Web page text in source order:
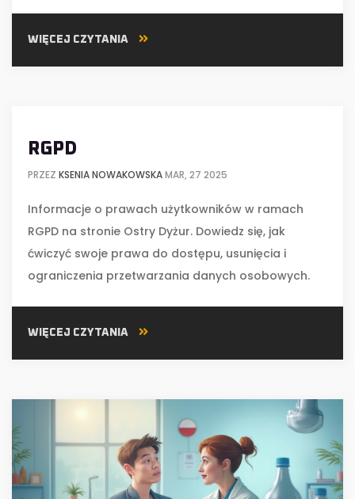
WIĘCEJ CZYTANIA
RGPD
PRZEZ KSENIA NOWAKOWSKAMAR, 27 2025
Informacje o prawach użytkowników w ramach
RGPD na stronie Ostry Dyżur. Dowiedz się, jak
ćwiczyć swoje prawa do dostępu, usunięcia i
ograniczenia przetwarzania danych osobowych.
WIĘCEJ CZYTANIA